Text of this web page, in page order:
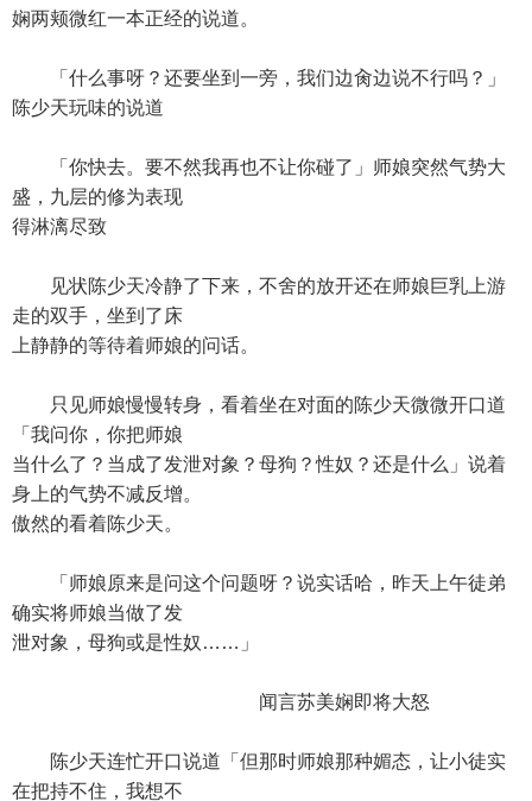
娴两颊微红一本正经的说道。
「什么事呀？还要坐到一旁，我们边肏边说不行吗？」
陈少天玩味的说道
「你快去。要不然我再也不让你碰了」师娘突然气势大
盛，九层的修为表现
得淋漓尽致
见状陈少天冷静了下来，不舍的放开还在师娘巨乳上游
走的双手，坐到了床
上静静的等待着师娘的问话。
只见师娘慢慢转身，看着坐在对面的陈少天微微开口道
「我问你，你把师娘
当什么了？当成了发泄对象？母狗？性奴？还是什么」说着
身上的气势不减反增。
傲然的看着陈少天。
「师娘原来是问这个问题呀？说实话哈，昨天上午徒弟
确实将师娘当做了发
泄对象，母狗或是性奴……」
闻言苏美娴即将大怒
陈少天连忙开口说道「但那时师娘那种媚态，让小徒实
在把持不住，我想不